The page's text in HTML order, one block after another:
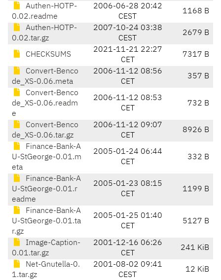
Authen-HOTP-
0.02.readme
2006-06-28 20:42
CEST
1168 B
Authen-HOTP-
0.02.tar.gz
2007-10-24 03:38
CEST
2679 B
CHECKSUMS
2021-11-21 22:27
CET
7317 B
Convert-Benco
de_XS-0.06.meta
2006-11-12 08:56
CET
357 B
Convert-Benco
de_XS-0.06.readm
e
2006-11-12 08:53
CET
732 B
Convert-Benco
de_XS-0.06.tar.gz
2006-11-12 09:07
CET
8926 B
Finance-Bank-A
U-StGeorge-0.01.m
eta
2005-01-24 06:44
CET
332 B
Finance-Bank-A
U-StGeorge-0.01.r
eadme
2005-01-23 08:15
CET
1199 B
Finance-Bank-A
U-StGeorge-0.01.ta
r.gz
2005-01-25 01:40
CET
5127 B
Image-Caption-
0.01.tar.gz
2001-12-16 06:26
CET
241 KiB
Net-Gnutella-0.
1.tar.gz
2001-08-02 09:41
CEST
12 KiB